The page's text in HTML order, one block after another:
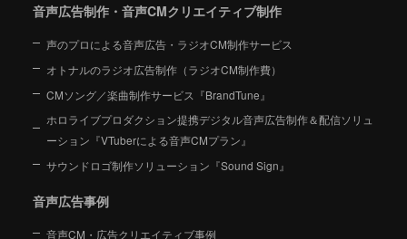
音声広告制作・音声CMクリエイティブ制作
声のプロによる音声広告・ラジオCM制作サービス
オトナルのラジオ広告制作（ラジオCM制作費）
CMソング／楽曲制作サービス『BrandTune』
ホロライブプロダクション提携デジタル音声広告制作＆配信ソリュ
ーション 『VTuberによる音声CMプラン』
サウンドロゴ制作ソリューション『Sound Sign』
音声広告事例
音声CM・広告クリエイティブ事例